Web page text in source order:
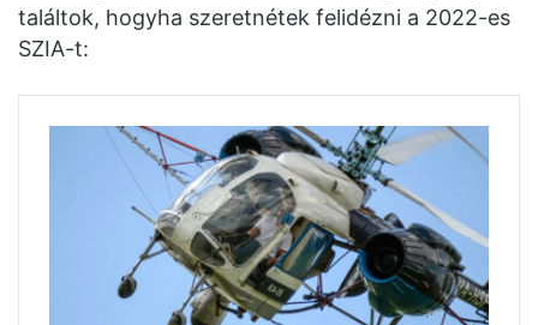
találtok, hogyha szeretnétek felidézni a 2022-es
SZIA-t: